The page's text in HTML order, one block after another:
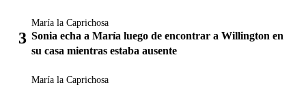
María la Caprichosa
Sonia echa a María luego de encontrar a Willington en
su casa mientras estaba ausente
María la Caprichosa